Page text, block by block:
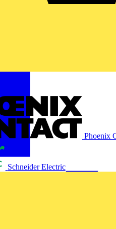
Phoenix
Schneider Electric